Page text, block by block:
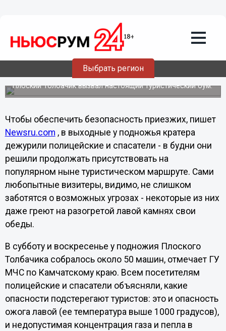
Выбрать регион
11.12.201205:22
Туристы – любители экстрима потоком
пошли на вулкан
На Камчатке извергающийся впервые за 36 лет вулкан
Плоский Толбачик вызвал настоящий туристический бум.
Чтобы обеспечить безопасность приезжих, пишет
Newsru.com , в выходные у подножья кратера
дежурили полицейские и спасатели - в будни они
решили продолжать присутствовать на
популярном ныне туристическом маршруте. Сами
любопытные визитеры, видимо, не слишком
заботятся о возможных угрозах - некоторые из них
даже греют на разогретой лавой камнях свои
обеды.
В субботу и воскресенье у подножия Плоского
Толбачика собралось около 50 машин, отмечает ГУ
МЧС по Камчатскому краю. Всем посетителям
полицейские и спасатели объясняли, какие
опасности подстерегают туристов: это и опасность
ожога лавой (ее температура выше 1000 градусов),
и недопустимая концентрация газа и пепла в